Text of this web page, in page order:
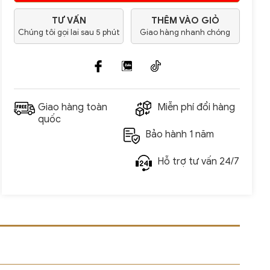
TƯ VẤN
Chúng tôi gọi lai sau 5 phút
THÊM VÀO GIỎ
Giao hàng nhanh chóng
Giao hàng toàn
quốc
Miễn phí đổi hàng
Bảo hành 1 năm
Hỗ trợ tư vấn 24/7